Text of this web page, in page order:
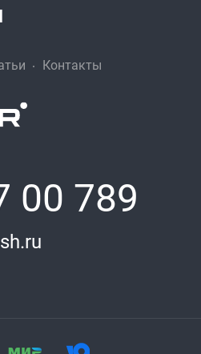
Контакты
00 789